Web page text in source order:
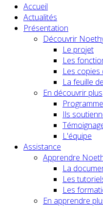
Accueil
Actualités
Présentation
Découvrir
Le projet
Les
Les copies
La feuille
En découvrir plus
Ils
L'équipe
Assistance
Apprendre
La
Les
Les
En apprendre